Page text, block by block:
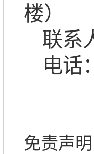
楼）
联系
电话：
免责声